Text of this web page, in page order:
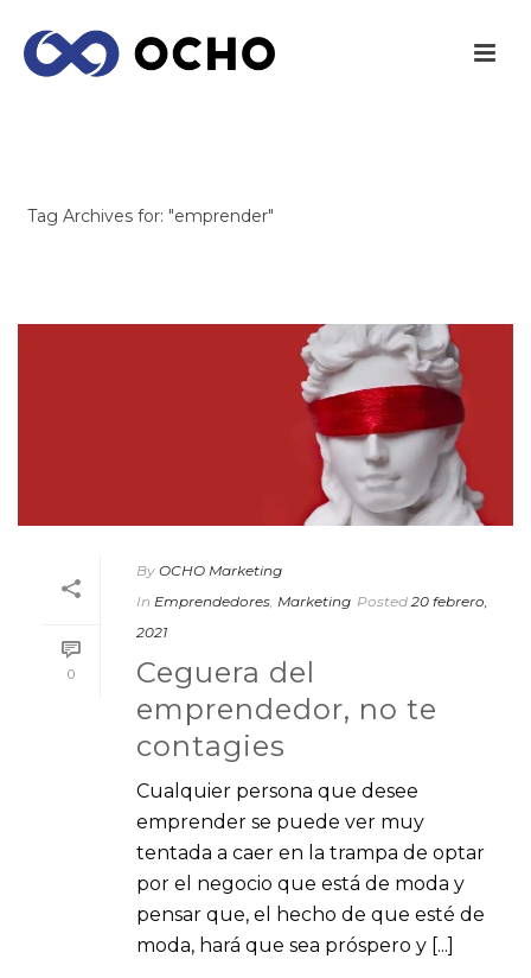
Tag Archives for: "emprender"
0
By OCHO Marketing
In Emprendedores Marketing Posted 20 febrero,
2021
Ceguera del
emprendedor, no te
contagies
Cualquier persona que desee
emprender se puede ver muy
tentada a caer en la trampa de optar
por el negocio que está de moda y
pensar que, el hecho de que esté de
moda, hará que sea próspero y [...]